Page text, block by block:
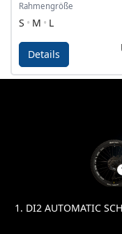
Rahmengröße
S M L
Details
Details - E-Power MTC
DI2 AUTOMATIC